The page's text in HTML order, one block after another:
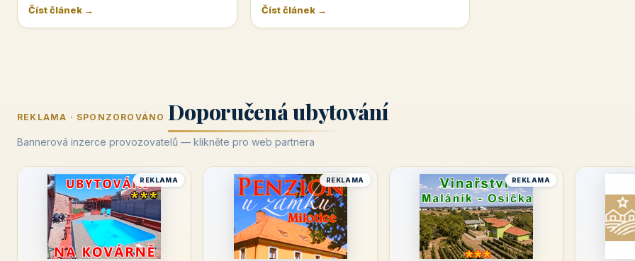
Číst článek → Číst článek →
REKLAMA · SPONZOROVÁNO Doporučená ubytování
Bannerová inzerce provozovatelů — klikněte pro web partnera
REKLAMA REKLAMA REKLAMA